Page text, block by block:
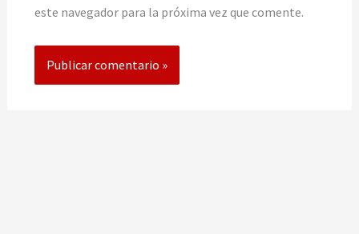
este navegador para la próxima vez que comente.